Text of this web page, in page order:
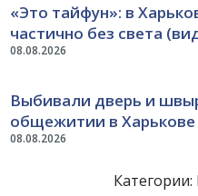
08.08.2026
«Это тайфун»: в
частично без света
08.08.2026
Выбивали дверь и
общежитии в Харькове
Категории: